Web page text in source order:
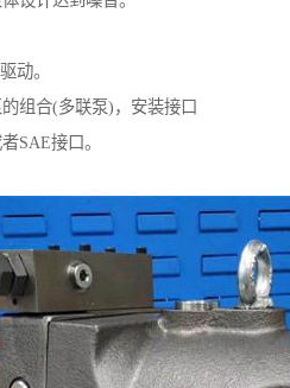
动。
组合(多联泵)，安装接口
SAE接口。